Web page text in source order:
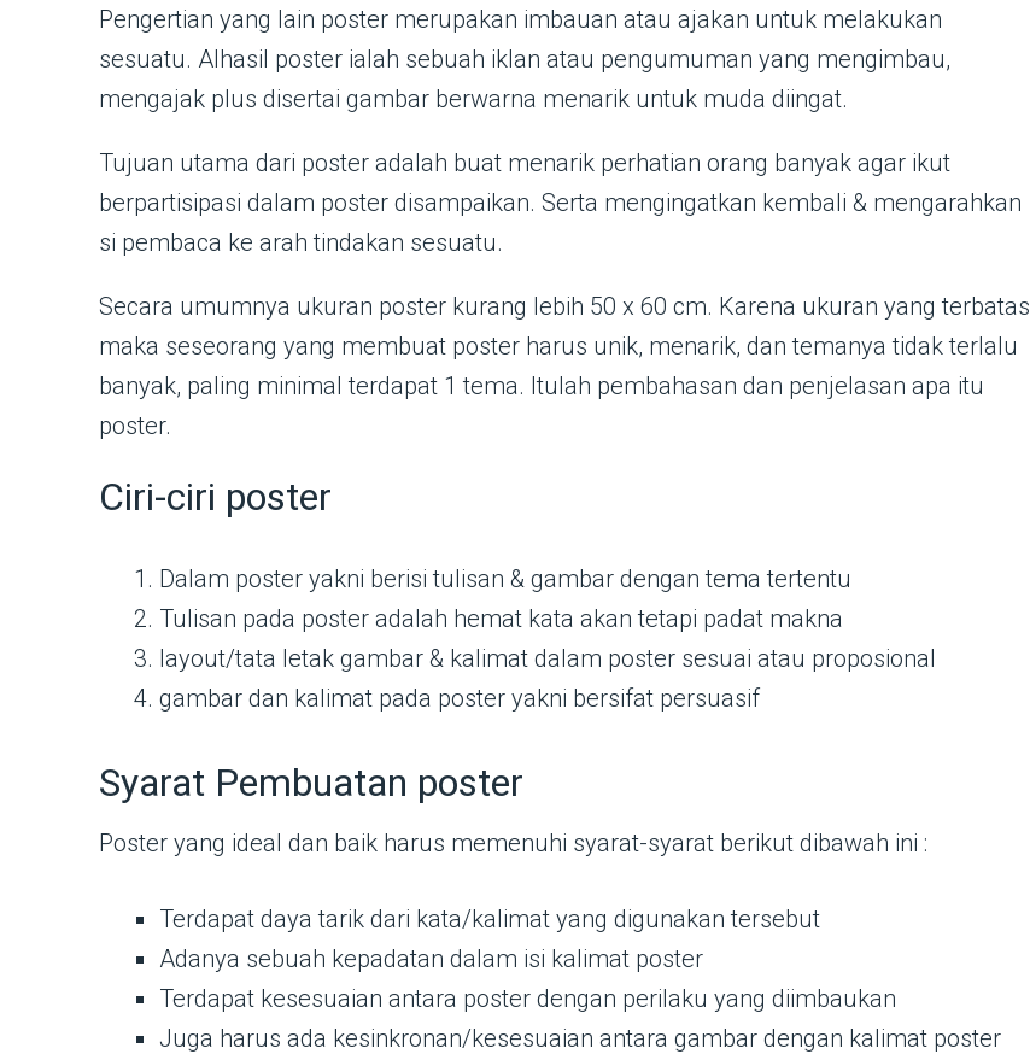
Pengertian yang lain poster merupakan imbauan atau ajakan untuk melakukan
sesuatu. Alhasil poster ialah sebuah iklan atau pengumuman yang mengimbau,
mengajak plus disertai gambar berwarna menarik untuk muda diingat.
Tujuan utama dari poster adalah buat menarik perhatian orang banyak agar ikut
berpartisipasi dalam poster disampaikan. Serta mengingatkan kembali & mengarahkan
si pembaca ke arah tindakan sesuatu.
Secara umumnya ukuran poster kurang lebih 50 x 60 cm. Karena ukuran yang terbatas
maka seseorang yang membuat poster harus unik, menarik, dan temanya tidak terlalu
banyak, paling minimal terdapat 1 tema. Itulah pembahasan dan penjelasan apa itu
poster.
Ciri-ciri poster
Dalam poster yakni berisi tulisan & gambar dengan tema tertentu
Tulisan pada poster adalah hemat kata akan tetapi padat makna
layout/tata letak gambar & kalimat dalam poster sesuai atau proposional
gambar dan kalimat pada poster yakni bersifat persuasif
Syarat Pembuatan poster
Poster yang ideal dan baik harus memenuhi syarat-syarat berikut dibawah ini :
Terdapat daya tarik dari kata/kalimat yang digunakan tersebut
Adanya sebuah kepadatan dalam isi kalimat poster
Terdapat kesesuaian antara poster dengan perilaku yang diimbaukan
Juga harus ada kesinkronan/kesesuaian antara gambar dengan kalimat poster